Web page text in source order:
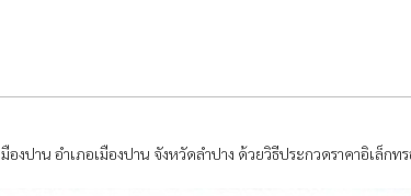
งปาน อำเภอเมืองปาน จังหวัดลำปาง ด้วยวิธีประกวดราคาอิเล็กท